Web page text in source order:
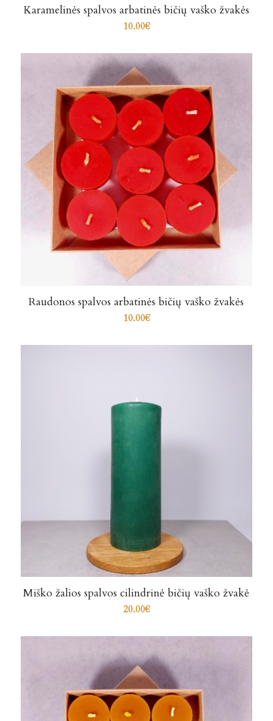
Karamelinės spalvos arbatinės bičių vaško žvakės
10.00€
Raudonos spalvos arbatinės bičių vaško žvakės
10.00€
Miško žalios spalvos cilindrinė bičių vaško žvakė
20.00€